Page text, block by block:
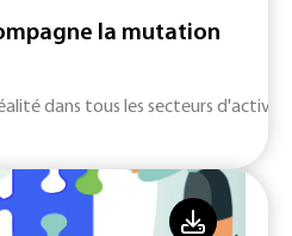
la mutation
dans tous les secteurs